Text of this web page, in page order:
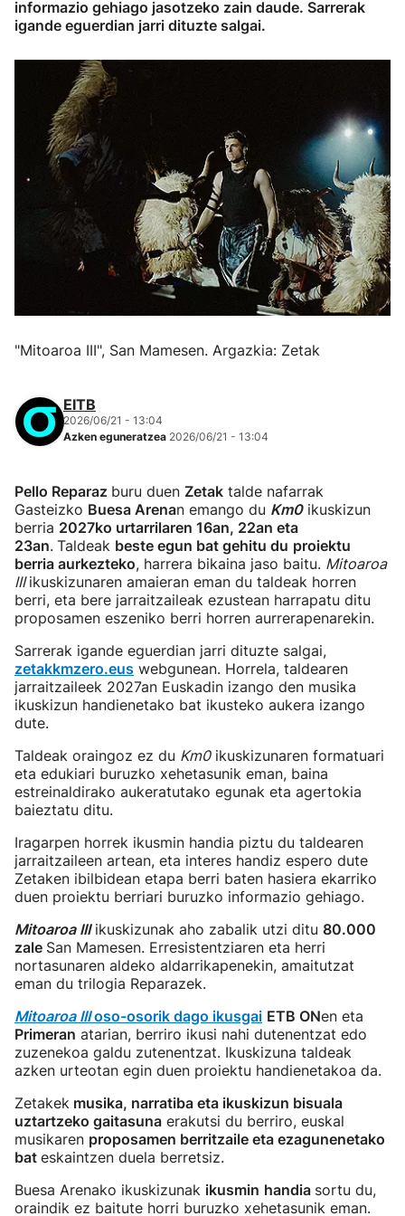
informazio gehiago jasotzeko zain daude. Sarrerak
igande eguerdian jarri dituzte salgai.
"Mitoaroa III", San Mamesen. Argazkia: Zetak
EITB
2026/06/21 - 13:04
Azken eguneratzea 2026/06/21 - 13:04
Pello Reparaz buru duen Zetak talde nafarrak
Gasteizko Buesa Arenan emango du Km0ikuskizun
berria 2027ko urtarrilaren 16an, 22an eta
23an. Taldeak beste egun bat gehitu du proiektu
berria aurkezteko, harrera bikaina jaso baitu. Mitoaroa
IIIikuskizunaren amaieran eman du taldeak horren
berri, eta bere jarraitzaileak ezustean harrapatu ditu
proposamen eszeniko berri horren aurrerapenarekin.
Sarrerak igande eguerdian jarri dituzte salgai,
zetakkmzero.eus webgunean. Horrela, taldearen
jarraitzaileek 2027an Euskadin izango den musika
ikuskizun handienetako bat ikusteko aukera izango
dute.
Taldeak oraingoz ez du Km0ikuskizunaren formatuari
eta edukiari buruzko xehetasunik eman, baina
estreinaldirako aukeratutako egunak eta agertokia
baieztatu ditu.
Iragarpen horrek ikusmin handia piztu du taldearen
jarraitzaileen artean, eta interes handiz espero dute
Zetaken ibilbidean etapa berri baten hasiera ekarriko
duen proiektu berriari buruzko informazio gehiago.
Mitoaroa IIIikuskizunak aho zabalik utzi ditu 80.000
zale San Mamesen. Erresistentziaren eta herri
nortasunaren aldeko aldarrikapenekin, amaitutzat
eman du trilogia Reparazek.
Mitoaroa IIIoso-osorik dago ikusgai ETB ONen eta
Primeran atarian, berriro ikusi nahi dutenentzat edo
zuzenekoa galdu zutenentzat. Ikuskizuna taldeak
azken urteotan egin duen proiektu handienetakoa da.
Zetakek musika, narratiba eta ikuskizun bisuala
uztartzeko gaitasuna erakutsi du berriro, euskal
musikaren proposamen berritzaile eta ezagunenetako
bat eskaintzen duela berretsiz.
Buesa Arenako ikuskizunak ikusmin handia sortu du,
oraindik ez baitute horri buruzko xehetasunik eman.